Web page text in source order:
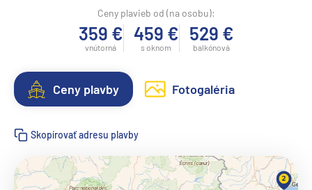
Ceny plavieb od (na osobu):
359 €
vnútorná
459 €
s oknom
529 €
balkónová
Ceny plavby Fotogaléria
Skopírovať adresu plavby